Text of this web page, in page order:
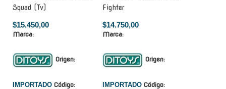
Squad (Tv)
$15.450,00
Marca:
Origen:
IMPORTADO Código:
Fighter
$14.750,00
Marca:
Origen:
IMPORTADO Código: